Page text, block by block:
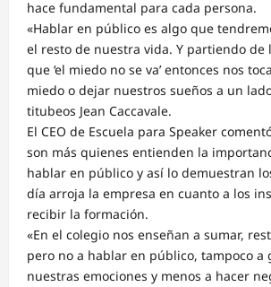
hace fundamental para cada persona.
«Hablar en público es algo que
el resto de nuestra vida. Y partiendo de
que ‘el miedo no se va’ entonces nos
miedo o dejar nuestros sueños a un
titubeos Jean Caccavale.
El CEO de Escuela para Speaker
son más quienes entienden la
hablar en público y así lo demuestran
día arroja la empresa en cuanto a los
recibir la formación.
«En el colegio nos enseñan a sumar,
pero no a hablar en público, tampoco a
nuestras emociones y menos a hacer